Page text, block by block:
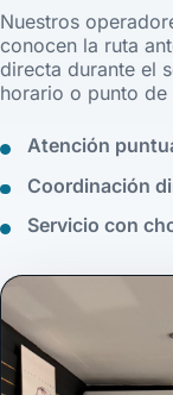
Nuestros
conocen la ruta
directa durante el
horario o punto de
Atención
Coordinación
Servicio con